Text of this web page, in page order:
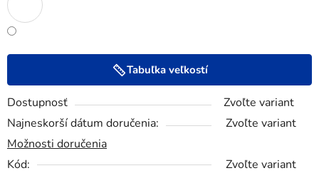
Tabuľka veľkostí
Dostupnosť
Zvoľte variant
Najneskorší dátum doručenia:
Zvoľte variant
Možnosti doručenia
Kód:
Zvoľte variant